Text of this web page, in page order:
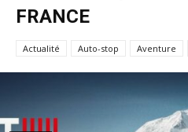
FRANCE
Actualité Auto-stop Aventure